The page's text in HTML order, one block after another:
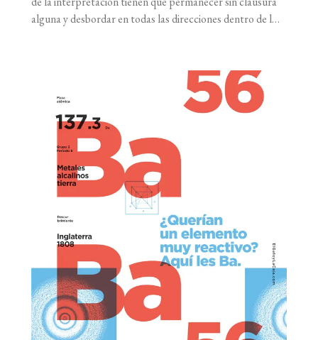
alguna y desbordar en todas las direcciones dentro de la
deseo del sueño como el hongo de su [...]